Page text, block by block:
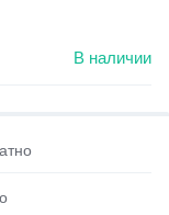
В наличии